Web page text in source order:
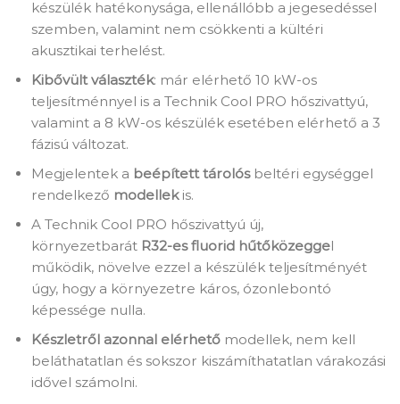
készülék hatékonysága, ellenállóbb a jegesedéssel
szemben, valamint nem csökkenti a kültéri
akusztikai terhelést.
Kibővült választék: már elérhető 10 kW-os
teljesítménnyel is a Technik Cool PRO hőszivattyú,
valamint a 8 kW-os készülék esetében elérhető a 3
fázisú változat.
Megjelentek a beépített tárolósbeltéri egységgel
rendelkező modellek is.
A Technik Cool PRO hőszivattyú új,
környezetbarát R32-es fluorid hűtőközeggel
működik, növelve ezzel a készülék teljesítményét
úgy, hogy a környezetre káros, ózonlebontó
képessége nulla.
Készletről azonnal elérhetőmodellek, nem kell
beláthatatlan és sokszor kiszámíthatatlan várakozási
idővel számolni.